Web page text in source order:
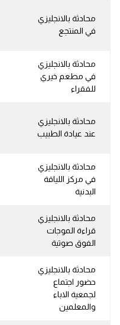
محادثة بالانجليزي
في المنتجع
محادثة بالانجليزي
في مطعم خيري
للفقراء
محادثة بالانجليزي
عند عيادة الطبيب
محادثة بالانجليزي
في مركز اللياقة
البدنية
محادثة بالانجليزي
قراءة الموجات
الفوق صوتية
محادثة بالانجليزي
حضور اجتماع
لجمعية الاباء
والمعلمين